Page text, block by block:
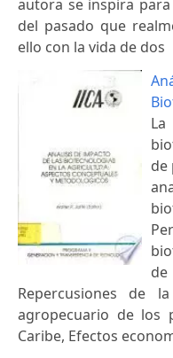
autora se inspira
del pasado que
ello con la vida de dos
La
de
Repercusiones de
agropecuario de los
Caribe, Efectos